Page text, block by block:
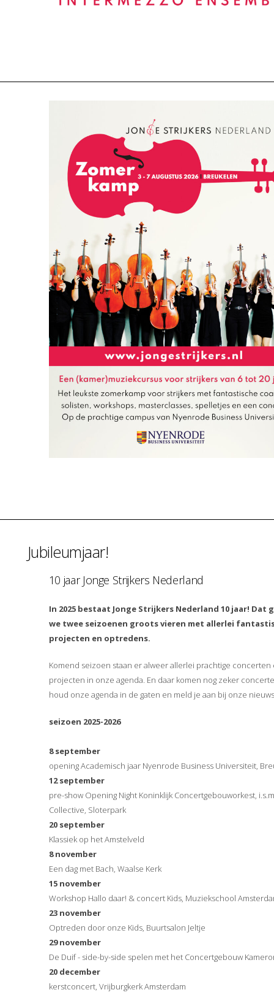
Jubileumjaar!
10 jaar Jonge Strijkers Nederland
In 2025 bestaat Jonge Strijkers Nederland 10 jaar! Dat
we twee seizoenen groots vieren met allerlei
projecten en optredens.
Komend seizoen staan er alweer allerlei prachtige concerten
projecten in onze agenda. En daar komen nog zeker
houd onze agenda in de gaten en meld je aan bij onze
seizoen 2025-2026
8 september
opening Academisch jaar Nyenrode Business Universiteit,
12 september
pre-show Opening Night Koninklijk Concertgebouworkest,
Collective, Sloterpark
20 september
Klassiek op het Amstelveld
8 november
Een dag met Bach, Waalse Kerk
15 november
Workshop Hallo daar! & concert Kids, Muziekschool
23 november
Optreden door onze Kids, Buurtsalon Jeltje
29 november
De Duif - side-by-side spelen met het Concertgebouw
20 december
kerstconcert, Vrijburgkerk Amsterdam